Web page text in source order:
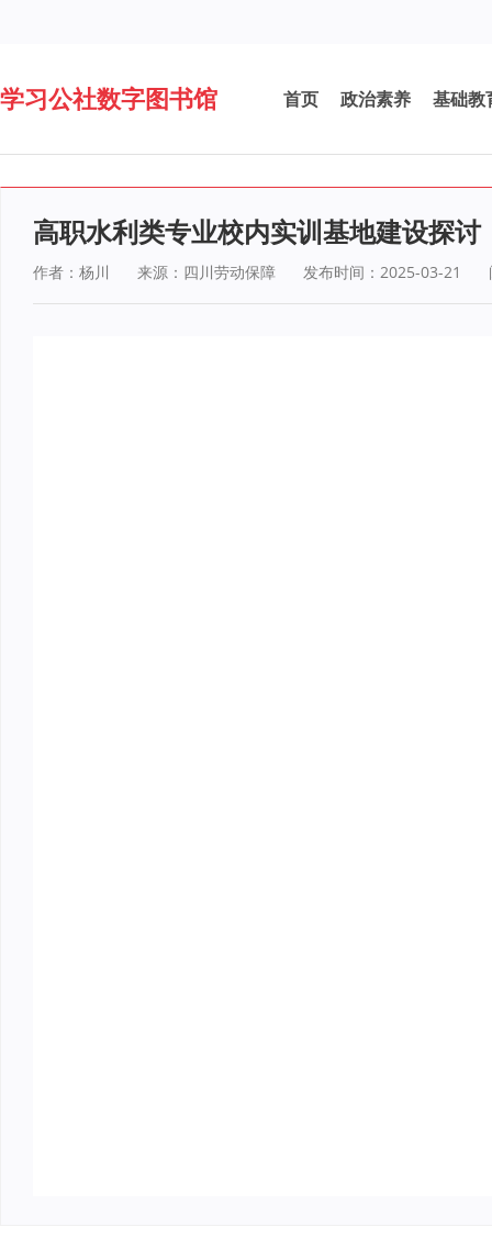
学习公社数字图书馆 首页 政治素养 基础教
高职水利类专业校内实训基地建设探讨
作者：杨川 来源：四川劳动保障 发布时间：2025-03-21